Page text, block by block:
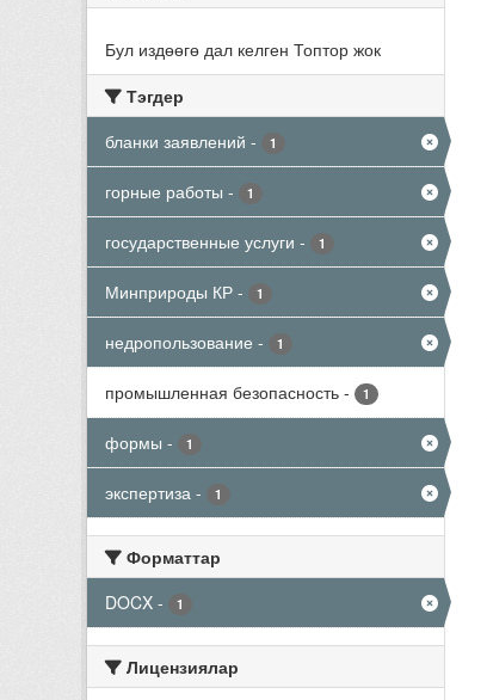
Бул издөөгө дал келген Топтор жок
Тэгдер
бланки заявлений - 1
горные работы - 1
государственные услуги - 1
Минприроды КР - 1
недропользование - 1
промышленная безопасность - 1
формы - 1
экспертиза - 1
Форматтар
DOCX - 1
Лицензиялар